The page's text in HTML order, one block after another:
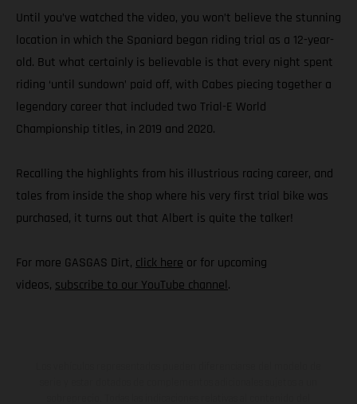
Until you’ve watched the video, you won’t believe the stunning
location in which the Spaniard began riding trial as a 12-year-
old. But what certainly is believable is that every night spent
riding ‘until sundown’ paid off, with Cabes piecing together a
legendary career that included two Trial-E World
Championship titles, in 2019 and 2020.
Recalling the highlights from his illustrious racing career, and
tales from inside the shop where his very first trial bike was
purchased, it turns out that Albert is quite the talker!
For more GASGAS Dirt, click here or for upcoming
videos, subscribe to our YouTube channel.